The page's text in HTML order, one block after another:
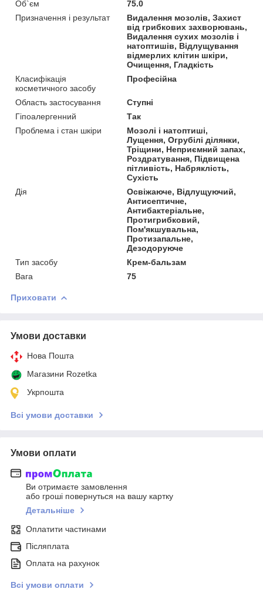
Об`єм
75.0
Призначення і результат
Видалення мозолів, Захист
від грибкових захворювань,
Видалення сухих мозолів і
натоптишів, Відлущування
відмерлих клітин шкіри,
Очищення, Гладкість
Класифікація
косметичного засобу
Професійна
Область застосування
Ступні
Гіпоалергенний
Так
Проблема і стан шкіри
Мозолі і натоптиші,
Лущення, Огрубілі ділянки,
Тріщини, Неприємний запах,
Роздратування, Підвищена
пітливість, Набряклість,
Сухість
Дія
Освіжаюче, Відлущуючий,
Антисептичне,
Антибактеріальне,
Протигрибковий,
Пом'якшувальна,
Протизапальне,
Дезодоруюче
Тип засобу
Крем-бальзам
Вага
75
Приховати
Умови доставки
Нова Пошта
Магазини Rozetka
Укрпошта
Всі умови доставки
Умови оплати
Ви отримаєте замовлення
або гроші повернуться на вашу картку
Детальніше
Оплатити частинами
Післяплата
Оплата на рахунок
Всі умови оплати